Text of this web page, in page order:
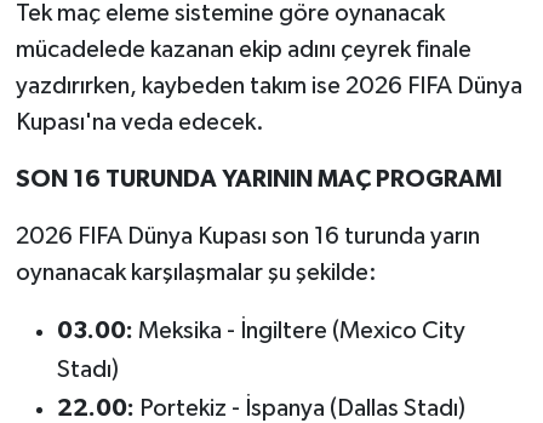
Tek maç eleme sistemine göre oynanacak
mücadelede kazanan ekip adını çeyrek finale
yazdırırken, kaybeden takım ise 2026 FIFA Dünya
Kupası'na veda edecek.
SON 16 TURUNDA YARININ MAÇ PROGRAMI
2026 FIFA Dünya Kupası son 16 turunda yarın
oynanacak karşılaşmalar şu şekilde:
03.00: Meksika - İngiltere (Mexico City
Stadı)
22.00: Portekiz - İspanya (Dallas Stadı)